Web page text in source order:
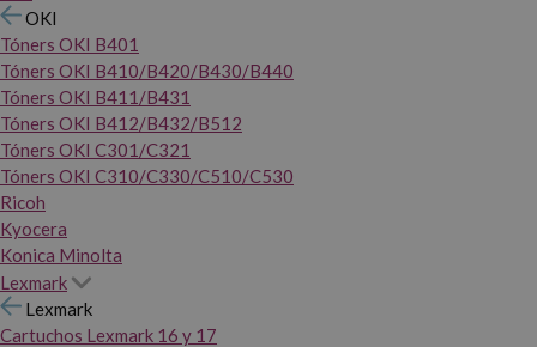
OKI
Tóners OKI B401
Tóners OKI B410/B420/B430/B440
Tóners OKI B411/B431
Tóners OKI B412/B432/B512
Tóners OKI C301/C321
Tóners OKI C310/C330/C510/C530
Ricoh
Kyocera
Konica Minolta
Lexmark
Lexmark
Cartuchos Lexmark 16 y 17